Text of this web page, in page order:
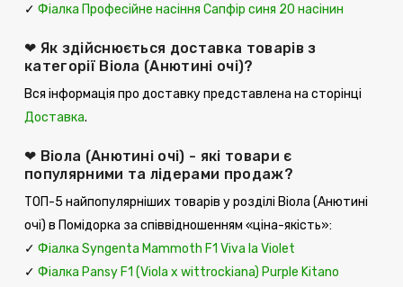
✓ Фіалка Професійне насіння Сапфір синя 20 насінин
❤ Як здійснюється доставка товарів з
категорії Віола (Анютині очі)?
Вся інформація про доставку представлена ​​на сторінці
Доставка.
❤ Віола (Анютині очі) - які товари є
популярними та лідерами продаж?
ТОП-5 найпопулярніших товарів у розділі Віола (Анютині
очі) в Помідорка за співвідношенням «ціна-якість»:
✓ Фіалка Syngenta Mammoth F1 Viva la Violet
✓ Фіалка Pansy F1 (Viola x wittrockiana) Purple Kitano